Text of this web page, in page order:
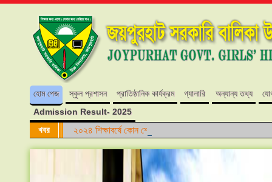
হোম পেজ স্কুল প্রশাসন প্রাতিষ্ঠানিক কার্যক্রম গ্যালারি অন্যান্য তথ্য
Admission Result- 2025
খবর
২০২৪ শিক্ষাবর্ষে কোন শ্রেণিতে কোন আসন ফাঁকা নেই।